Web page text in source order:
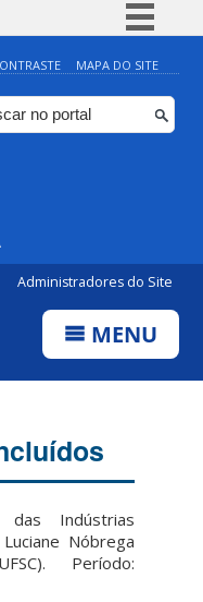
Simplifique!
Comunica BR
Participe
MAPA DO SITE
Administradores do Site
MENU
das Indústrias
Nóbrega
Período: